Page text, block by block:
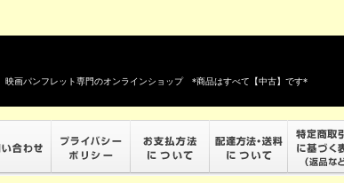
映画パンフレット専門のオンラインショップ *商品はすべて【中古】です*